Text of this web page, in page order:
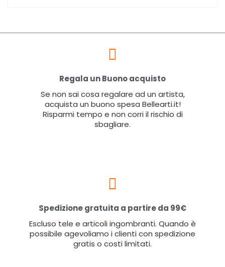
Regala un Buono acquisto
Se non sai cosa regalare ad un artista,
acquista un buono spesa Bellearti.it!
Risparmi tempo e non corri il rischio di
sbagliare.
Spedizione gratuita a partire da 99€
Escluso tele e articoli ingombranti. Quando è
possibile agevoliamo i clienti con spedizione
gratis o costi limitati.